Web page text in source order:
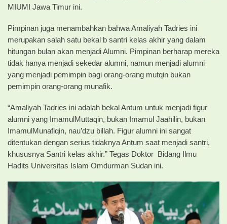
MIUMI Jawa Timur ini.
Pimpinan juga menambahkan bahwa Amaliyah Tadries ini
merupakan salah satu bekal b santri kelas akhir yang dalam
hitungan bulan akan menjadi Alumni. Pimpinan berharap mereka
tidak hanya menjadi sekedar alumni, namun menjadi alumni
yang menjadi pemimpin bagi orang-orang mutqin bukan
pemimpin orang-orang munafik.
“Amaliyah Tadries ini adalah bekal Antum untuk menjadi figur
alumni yang ImamulMuttaqin, bukan Imamul Jaahilin, bukan
ImamulMunafiqin, nau’dzu billah. Figur alumni ini sangat
ditentukan dengan serius tidaknya Antum saat menjadi santri,
khususnya Santri kelas akhir.” Tegas Doktor Bidang Ilmu
Hadits Universitas Islam Omdurman Sudan ini.